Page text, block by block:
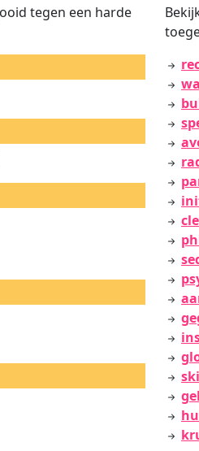
tegen een harde